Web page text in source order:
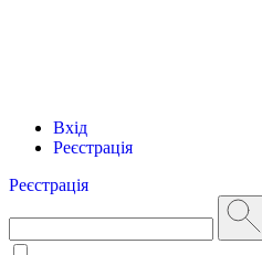
Вхід
Реєстрація
Реєстрація